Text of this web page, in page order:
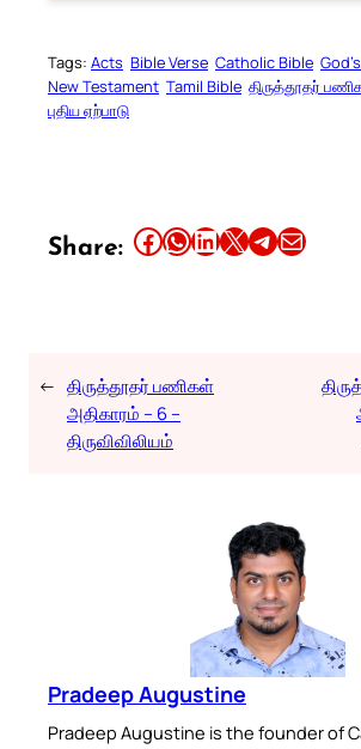
Tags: Acts Bible Verse Catholic Bible
New Testament Tamil Bible திருத்தூதர்
புதிய ஏற்பாடு
Share: Share this article on Facebook Share this article on WhatsApp Share this article on LinkedIn Share this article on X Share this article on TelegramEmail this Article
← திருத்தூதர் பணிகள்
அதிகாரம் – 6 –
திருவிவிலியம்
Pradeep Augustine
Pradeep Augustine is the founder of